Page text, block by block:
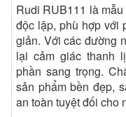
Rudi RUB111 là mẫu bồn tắm nghệ thuật dáng chữ nhật
độc lập, phù hợp với
giản. Với các đường
lại cảm giác thanh
phần sang trọng.
sản phẩm bền đẹp,
an toàn tuyệt đối cho